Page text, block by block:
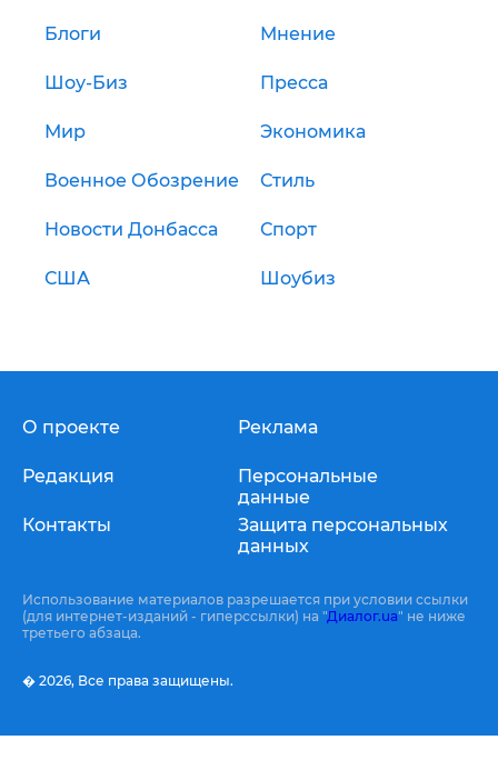
Блоги Мнение
Шоу-Биз Пресса
Мир Экономика
Военное Обозрение Стиль
Новости Донбасса Спорт
США Шоубиз
О проекте
Редакция
Контакты
Реклама
Персональные
данные
Защита персональных
данных
Использование материалов разрешается при условии ссылки
(для интернет-изданий - гиперссылки) на "Диалог.ua" не ниже
третьего абзаца.
� 2026, Все права защищены.